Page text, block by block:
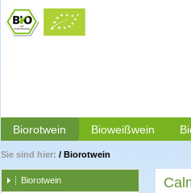
Biorotwein Bioweißwein
Sie sind hier: / Biorotwein
Biorotwein